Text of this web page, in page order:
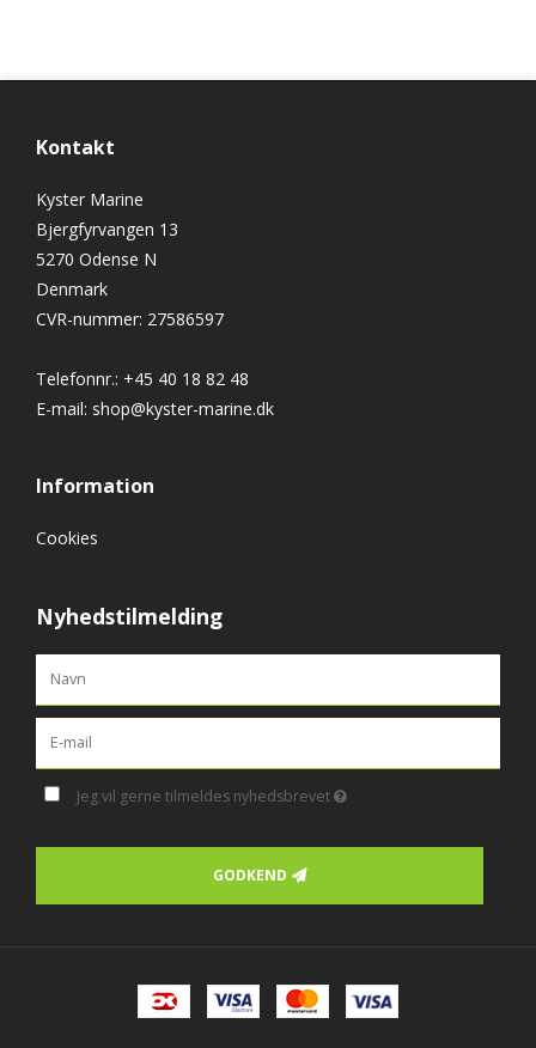
Kontakt
Kyster Marine
Bjergfyrvangen 13
5270 Odense N
Denmark
CVR-nummer: 27586597
Telefonnr.: +45 40 18 82 48
E-mail: shop@kyster-marine.dk
Information
Cookies
Nyhedstilmelding
Jeg vil gerne tilmeldes nyhedsbrevet
GODKEND